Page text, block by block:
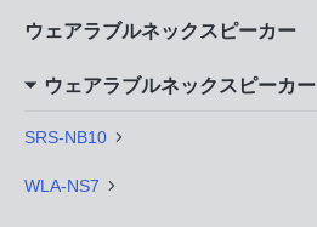
ウェアラブルネックスピーカー
ウェアラブルネックスピーカー
SRS-NB10
WLA-NS7